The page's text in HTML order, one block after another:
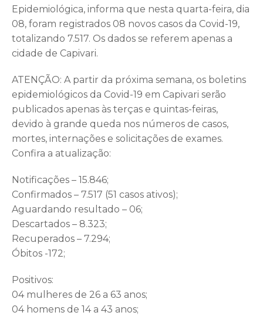
Epidemiológica, informa que nesta quarta-feira, dia
08, foram registrados 08 novos casos da Covid-19,
totalizando 7.517. Os dados se referem apenas a
cidade de Capivari.
ATENÇÃO: A partir da próxima semana, os boletins
epidemiológicos da Covid-19 em Capivari serão
publicados apenas às terças e quintas-feiras,
devido à grande queda nos números de casos,
mortes, internações e solicitações de exames.
Confira a atualização:
Notificações – 15.846;
Confirmados – 7.517 (51 casos ativos);
Aguardando resultado – 06;
Descartados – 8.323;
Recuperados – 7.294;
Óbitos -172;
Positivos:
04 mulheres de 26 a 63 anos;
04 homens de 14 a 43 anos;